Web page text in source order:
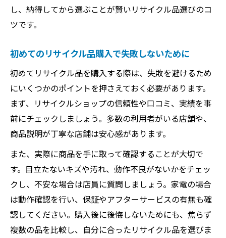
し、納得してから選ぶことが賢いリサイクル品選びのコ
ツです。
初めてのリサイクル品購入で失敗しないために
初めてリサイクル品を購入する際は、失敗を避けるため
にいくつかのポイントを押さえておく必要があります。
まず、リサイクルショップの信頼性や口コミ、実績を事
前にチェックしましょう。多数の利用者がいる店舗や、
商品説明が丁寧な店舗は安心感があります。
また、実際に商品を手に取って確認することが大切で
す。目立たないキズや汚れ、動作不良がないかをチェッ
クし、不安な場合は店員に質問しましょう。家電の場合
は動作確認を行い、保証やアフターサービスの有無も確
認してください。購入後に後悔しないためにも、焦らず
複数の品を比較し、自分に合ったリサイクル品を選びま